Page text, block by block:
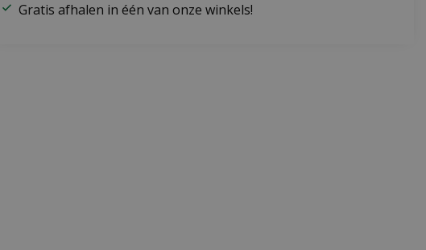
Gratis afhalen in één van onze winkels!